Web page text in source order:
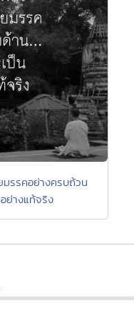
รรคอย่างครบถ้วน
ย่างแท้จริง